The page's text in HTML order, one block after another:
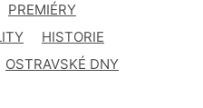
PREMIÉRY
HISTORIE
OSTRAVSKÉ DNY